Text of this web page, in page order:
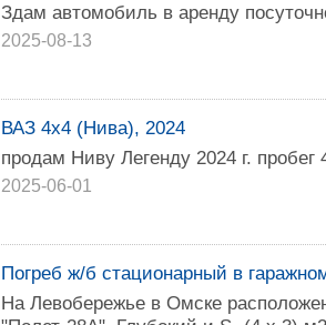
Здам автомобиль в аренду
2025-08-13
ВАЗ 4x4 (Нива), 2024
продам Ниву Легенду 2024 г. пробег
2025-06-01
Погреб ж/б стационарный в
На Левобережье в Омске